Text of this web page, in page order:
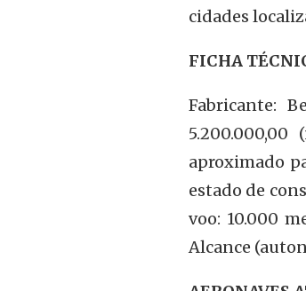
cidades
FICHA
Fabricante:
aproximado
estado de
voo: 10.000
Alcance